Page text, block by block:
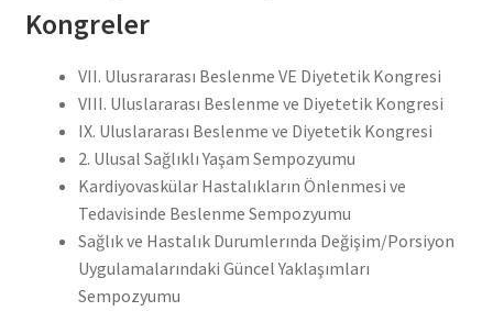
Kongreler
VII. Ulusrararası Beslenme VE Diyetetik Kongresi
VIII. Uluslararası Beslenme ve Diyetetik Kongresi
IX. Uluslararası Beslenme ve Diyetetik Kongresi
2. Ulusal Sağlıklı Yaşam Sempozyumu
Kardiyovaskülar Hastalıkların Önlenmesi ve
Tedavisinde Beslenme Sempozyumu
Sağlık ve Hastalık Durumlerında Değişim/Porsiyon
Uygulamalarındaki Güncel Yaklaşımları
Sempozyumu